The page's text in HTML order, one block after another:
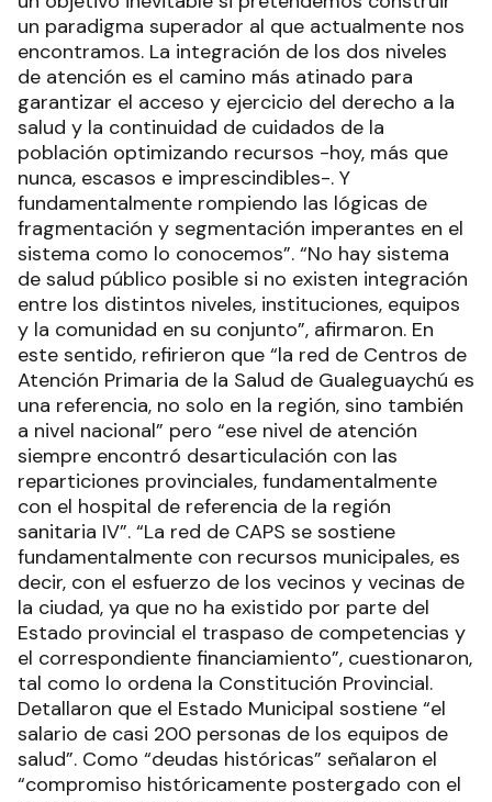
un paradigma superador al que actualmente nos
encontramos. La integración de los dos niveles
de atención es el camino más atinado para
garantizar el acceso y ejercicio del derecho a la
salud y la continuidad de cuidados de la
población optimizando recursos -hoy, más que
nunca, escasos e imprescindibles-. Y
fundamentalmente rompiendo las lógicas de
fragmentación y segmentación imperantes en el
sistema como lo conocemos”. “No hay sistema
de salud público posible si no existen integración
entre los distintos niveles, instituciones, equipos
y la comunidad en su conjunto”, afirmaron. En
este sentido, refirieron que “la red de Centros de
Atención Primaria de la Salud de Gualeguaychú es
una referencia, no solo en la región, sino también
a nivel nacional” pero “ese nivel de atención
siempre encontró desarticulación con las
reparticiones provinciales, fundamentalmente
con el hospital de referencia de la región
sanitaria IV”. “La red de CAPS se sostiene
fundamentalmente con recursos municipales, es
decir, con el esfuerzo de los vecinos y vecinas de
la ciudad, ya que no ha existido por parte del
Estado provincial el traspaso de competencias y
el correspondiente financiamiento”, cuestionaron,
tal como lo ordena la Constitución Provincial.
Detallaron que el Estado Municipal sostiene “el
salario de casi 200 personas de los equipos de
salud”. Como “deudas históricas” señalaron el
“compromiso históricamente postergado con el